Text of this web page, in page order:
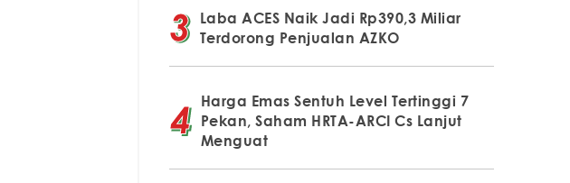
Laba ACES Naik Jadi Rp390,3 Miliar
Terdorong Penjualan AZKO
Harga Emas Sentuh Level Tertinggi 7
Pekan, Saham HRTA-ARCI Cs Lanjut
Menguat